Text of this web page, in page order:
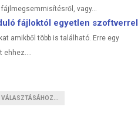
vagy...
fájloktól egyetlen szoftverrel
amikből több is található. Erre egy